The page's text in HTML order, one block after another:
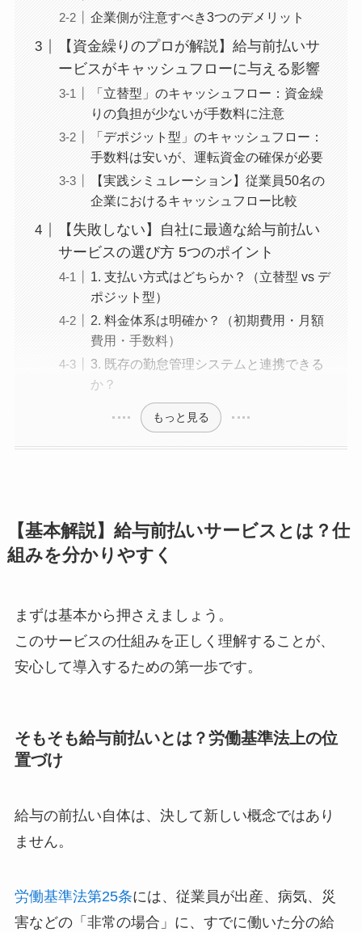
企業側が注意すべき3つのデメリット
【資金繰りのプロが解説】給与前払いサ
ービスがキャッシュフローに与える影響
「立替型」のキャッシュフロー：資金繰
りの負担が少ないが手数料に注意
「デポジット型」のキャッシュフロー：
手数料は安いが、運転資金の確保が必要
【実践シミュレーション】従業員50名の
企業におけるキャッシュフロー比較
【失敗しない】自社に最適な給与前払い
サービスの選び方 5つのポイント
1. 支払い方式はどちらか？（立替型 vs デ
ポジット型）
2. 料金体系は明確か？（初期費用・月額
費用・手数料）
3. 既存の勤怠管理システムと連携できる
か？
もっと見る
【基本解説】給与前払いサービスとは？仕
組みを分かりやすく
まずは基本から押さえましょう。
このサービスの仕組みを正しく理解することが、
安心して導入するための第一歩です。
そもそも給与前払いとは？労働基準法上の位
置づけ
給与の前払い自体は、決して新しい概念ではあり
ません。
労働基準法第25条には、従業員が出産、病気、災
害などの「非常の場合」に、すでに働いた分の給